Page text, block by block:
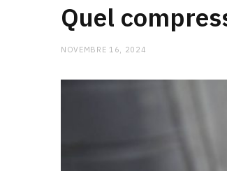
Quel
NOVEMBRE 16, 2024